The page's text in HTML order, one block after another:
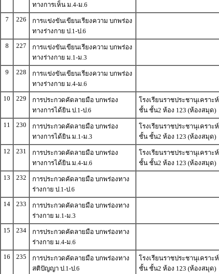
ทางการเห็น ม.4-ม.6
7
226
การแข่งขันเขียนเรียงความ บกพร่อง
ทางร่างกาย ป.1-ป.6
8
227
การแข่งขันเขียนเรียงความ บกพร่อง
ทางร่างกาย ม.1-ม.3
9
228
การแข่งขันเขียนเรียงความ บกพร่อง
ทางร่างกาย ม.4-ม.6
10
229
การประกวดคัดลายมือ บกพร่อง
ทางการได้ยิน ป.1-ป.6
โรงเรียนราชประชานุเครา
ชั้น ชั้น2 ห้อง 123 (ห้องสมุด)
11
230
การประกวดคัดลายมือ บกพร่อง
ทางการได้ยิน ม.1-ม.3
โรงเรียนราชประชานุเครา
ชั้น ชั้น2 ห้อง 123 (ห้องสมุด)
12
231
การประกวดคัดลายมือ บกพร่อง
ทางการได้ยิน ม.4-ม.6
โรงเรียนราชประชานุเครา
ชั้น ชั้น2 ห้อง 123 (ห้องสมุด)
13
232
การประกวดคัดลายมือ บกพร่องทาง
ร่างกาย ป.1-ป.6
14
233
การประกวดคัดลายมือ บกพร่องทาง
ร่างกาย ม.1-ม.3
15
234
การประกวดคัดลายมือ บกพร่องทาง
ร่างกาย ม.4-ม.6
16
235
การประกวดคัดลายมือ บกพร่องทาง
สติปัญญา ป.1-ป.6
โรงเรียนราชประชานุเครา
ชั้น ชั้น2 ห้อง 123 (ห้องสมุด)